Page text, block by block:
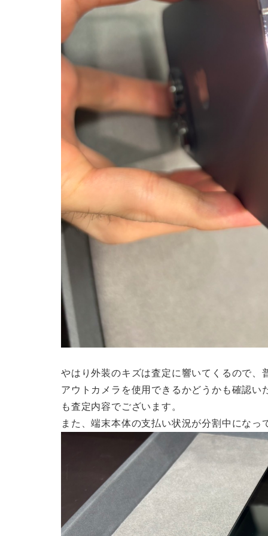
やはり外装のキズは査定に響いてくるので
アウトカメラを使用できるかどうかも確認
も査定内容でございます。
また、端末本体の支払い状況が分割中にな